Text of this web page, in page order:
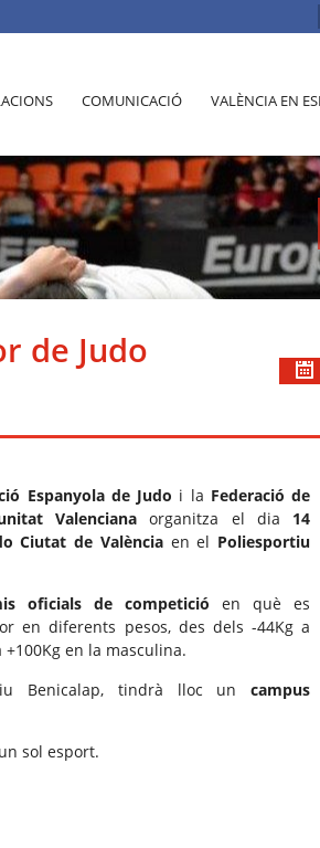
COMUNICACIÓ VALÈNCIA EN
de Judo
Espanyola de Judo i la Federació de
Valenciana organitza el dia 14
Ciutat de Valènciaen el Poliesportiu
oficials de competició en què es
en diferents pesos, des dels -44Kg a
en la masculina.
Benicalap, tindrà lloc uncampus
sol esport.